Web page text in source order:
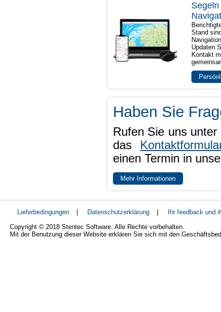
Stand
Updaten
Kontakt
Haben Sie
Rufen Sie uns
das
einen Termin in
Mehr Informationen
Lieferbedingungen | Datenschutzerklärung |
Ihr feedback und
Copyright © 2018 Stentec Software. Alle Rechte vorbehalten.
Mit der Benutzung dieser Website erklären Sie sich mit den